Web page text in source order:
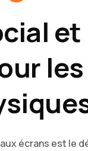
et
les
écrans est le